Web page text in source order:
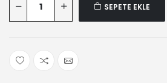
SEPETE EKLE